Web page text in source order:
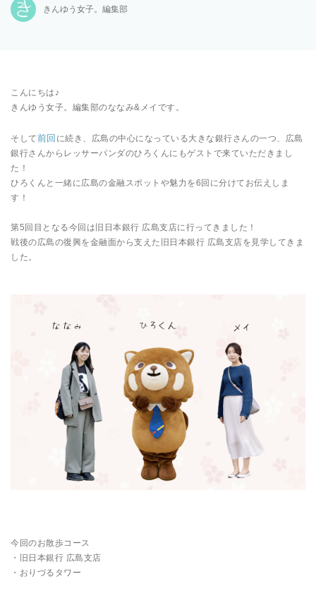
きんゆう女子。編集部
こんにちは♪
きんゆう女子。編集部のななみ&メイです。
そして前回 に続き、広島の中心になっている大きな銀行さんの一つ、広島
銀行さんからレッサーパンダのひろくんにもゲストで来ていただきまし
た！
ひろくんと一緒に広島の金融スポットや魅力を6回に分けてお伝えしま
す！
第5回目となる今回は旧日本銀行 広島支店に行ってきました！
戦後の広島の復興を金融面から支えた旧日本銀行 広島支店を見学してきま
した。
今回のお散歩コース
・旧日本銀行 広島支店
・おりづるタワー